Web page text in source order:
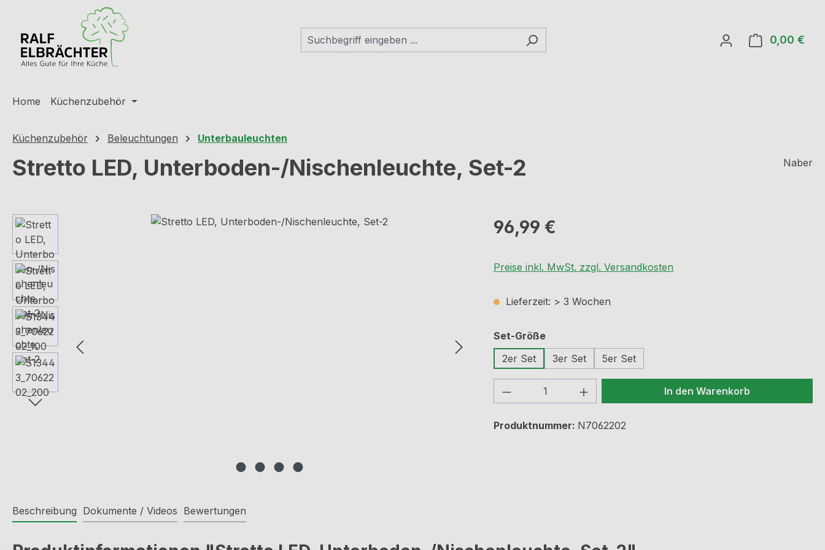
Hauptinhalt springen
Zur Suche springen
Zur Hauptnavigation springen
0,00 €
Home Küchenzubehör
Küchenzubehör Beleuchtungen Unterbauleuchten
Stretto LED, Unterboden-/Nischenleuchte, Set-2 Naber
Bildergalerie überspringen Regulärer Preis:
96,99 €
Preise inkl. MwSt. zzgl. Versandkosten
Lieferzeit: > 3 Wochen
Set-Größeauswählen
2er Set
3er Set 5er Set
Produkt Anzahl: Gib den gewünschten Wert
In den Warenkorb
Produktnummer: N7062202
Beschreibung Dokumente / Videos Bewertungen